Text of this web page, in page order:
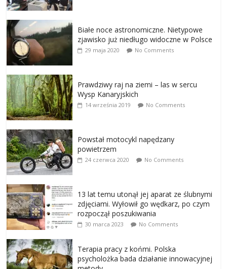
Białe noce astronomiczne. Nietypowe
zjawisko już niedługo widoczne w Polsce
29 maja 2020 No Comments
Prawdziwy raj na ziemi – las w sercu
Wysp Kanaryjskich
14 września 2019 No Comments
Powstał motocykl napędzany
powietrzem
24 czerwca 2020 No Comments
13 lat temu utonął jej aparat ze ślubnymi
zdjęciami. Wyłowił go wędkarz, po czym
rozpoczął poszukiwania
30 marca 2023 No Comments
Terapia pracy z końmi. Polska
psycholożka bada działanie innowacyjnej